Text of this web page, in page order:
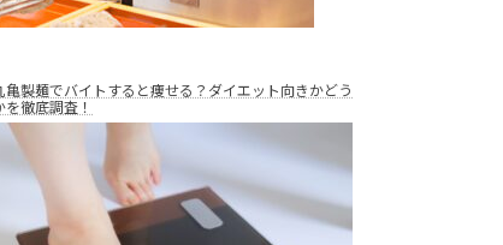
亀製麺でバイトすると痩せる？ダイエット向きかどう
を徹底調査！